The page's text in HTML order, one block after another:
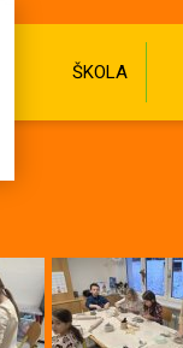
ŠKOLA